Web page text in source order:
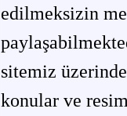
edilmeksizin
sitemiz
konular ve